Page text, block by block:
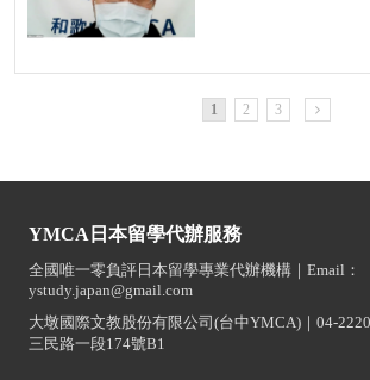
1 2 3
YMCA日本留學代辦服務
全國唯一零負評日本留學專業代辦機構｜Email：
ystudy.japan@gmail.com
大墩國際文教股份有限公司(台中YMCA)｜04-
三民路一段174號B1